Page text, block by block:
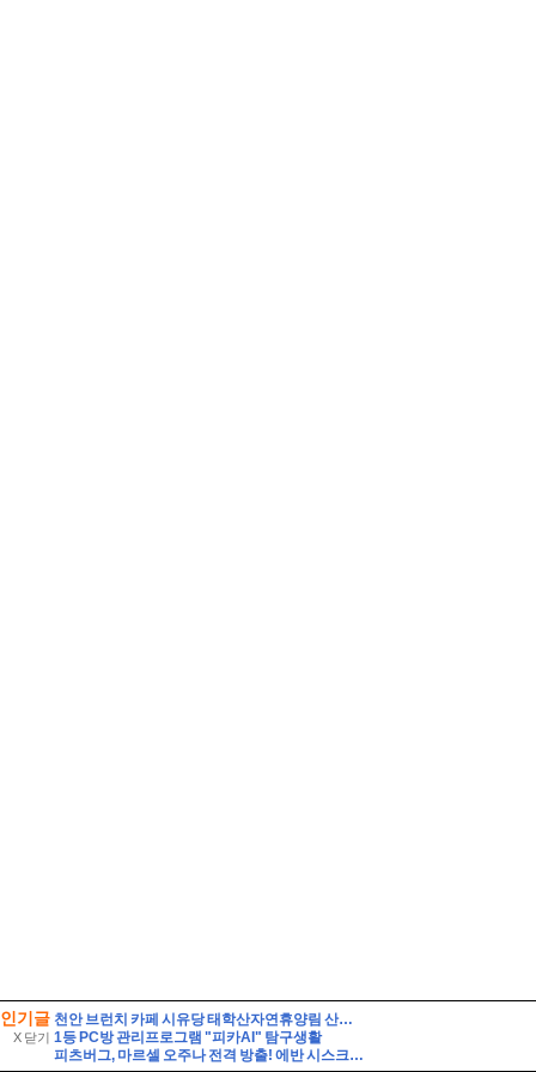
인기글
X 닫기
천안 브런치 카페 시유당 태학산자연휴양림 산책과 함께 천안 데이트 코스로 완벽한 브런치맛집
1등 PC방 관리프로그램 "피카AI" 탐구생활
피츠버그, 마르셀 오주나 전격 방출! 에반 시스크 복귀·로니 사이먼 콜업